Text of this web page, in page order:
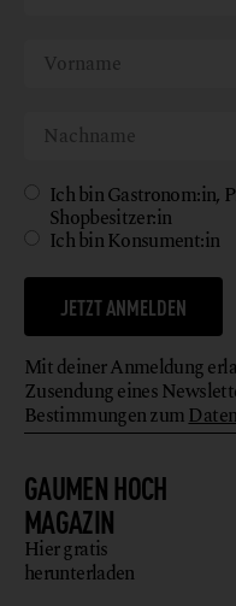
GAUMEN HOCH
MAGAZIN
Hier gratis
herunterladen
Ich bin Gastronom:in,
Shopbesitzer:in
Ich bin Konsument:in
JETZT ANMELDEN
Mit deiner Anmeldung
Zusendung eines
Bestimmungen zum